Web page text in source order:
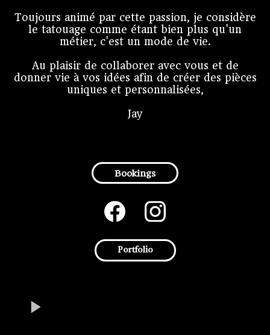
Toujours animé par cette passion, je considère
le tatouage comme étant bien plus qu'un
métier, c'est un mode de vie.
Au plaisir de collaborer avec vous et de
donner vie à vos idées afin de créer des pièces
uniques et personnalisées,
Jay
Bookings
Portfolio